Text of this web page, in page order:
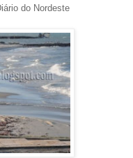
do Nordeste